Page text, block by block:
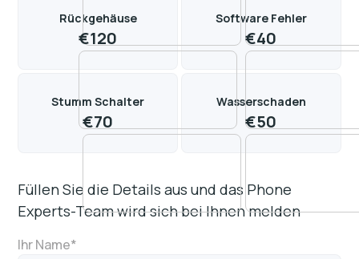
Rückgehäuse
€120
Software Fehler
€40
Stumm Schalter
€70
Wasserschaden
€50
Füllen Sie die Details aus und das Phone
Experts-Team wird sich bei Ihnen melden
Ihr Name*